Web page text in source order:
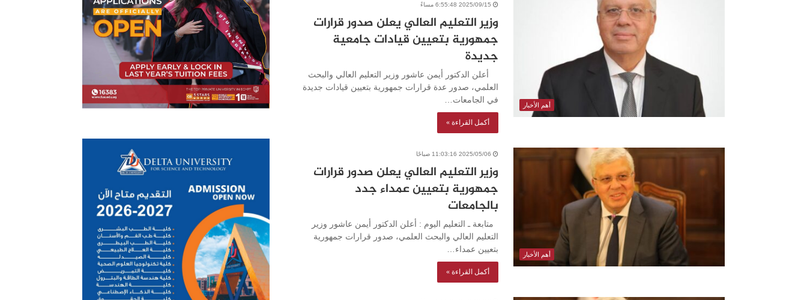
أهم الأخبار
2025/09/15 6:55:48 مساءً
وزير التعليم العالي يعلن صدور قرارات
جمهورية بتعيين قيادات جامعية
جديدة
أعلن الدكتور أيمن عاشور وزير التعليم العالي والبحث
العلمي، صدور عدة قرارات جمهورية بتعيين قيادات جديدة
في الجامعات…
أكمل القراءة »
أهم الأخبار
2025/05/06 11:03:16 صباحًا
وزير التعليم العالي يعلن صدور قرارات
جمهورية بتعيين عمداء جدد
بالجامعات
متابعة ـ التعليم اليوم : أعلن الدكتور أيمن عاشور وزير
التعليم العالي والبحث العلمي، صدور قرارات جمهورية
بتعيين عمداء…
أكمل القراءة »